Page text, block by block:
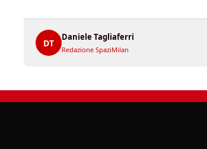
DT
Daniele Tagliaferri
Redazione SpaziMilan